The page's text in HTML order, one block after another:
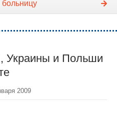
Украины и Польши
2009